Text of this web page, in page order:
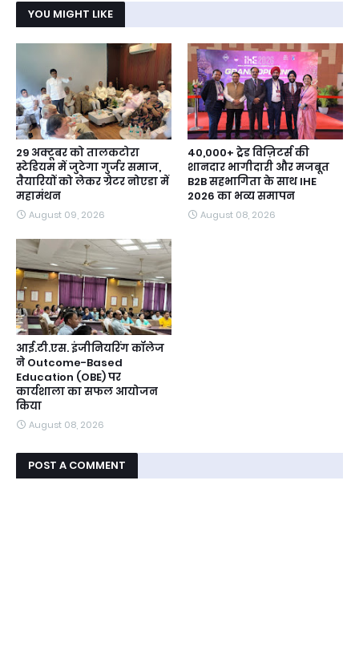
YOU MIGHT LIKE
29 अक्टूबर को तालकटोरा
स्टेडियम में जुटेगा गुर्जर समाज,
तैयारियों को लेकर ग्रेटर नोएडा में
महामंथन
August 09, 2026
40,000+ ट्रेड विज़िटर्स की
शानदार भागीदारी और मजबूत
B2B सहभागिता के साथ IHE
2026 का भव्य समापन
August 08, 2026
आई.टी.एस. इंजीनियरिंग कॉलेज
ने Outcome-Based
Education (OBE) पर
कार्यशाला का सफल आयोजन
किया
August 08, 2026
POST A COMMENT